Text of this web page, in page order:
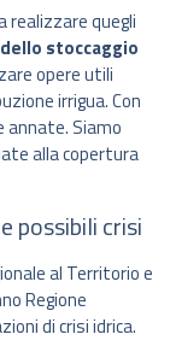
realizzare quegli
stoccaggio
opere utili
irrigua. Con
annate. Siamo
alla copertura
possibili crisi
al Territorio e
Regione
di crisi idrica.